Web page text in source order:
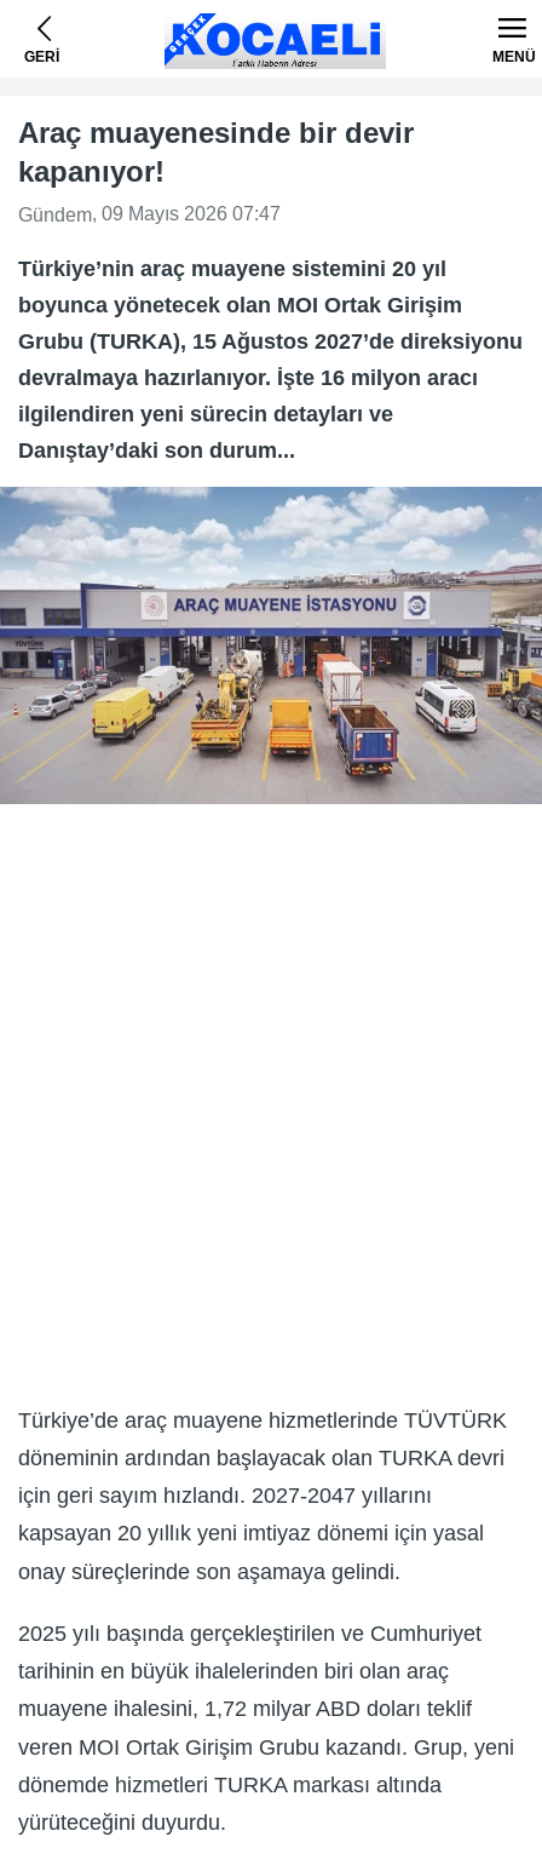
GERİ MENÜ
Araç muayenesinde bir devir
kapanıyor!
Gündem, 09 Mayıs 2026 07:47
Türkiye’nin araç muayene sistemini 20 yıl
boyunca yönetecek olan MOI Ortak Girişim
Grubu (TURKA), 15 Ağustos 2027’de direksiyonu
devralmaya hazırlanıyor. İşte 16 milyon aracı
ilgilendiren yeni sürecin detayları ve
Danıştay’daki son durum...
Türkiye’de araç muayene hizmetlerinde TÜVTÜRK
döneminin ardından başlayacak olan TURKA devri
için geri sayım hızlandı. 2027-2047 yıllarını
kapsayan 20 yıllık yeni imtiyaz dönemi için yasal
onay süreçlerinde son aşamaya gelindi.
2025 yılı başında gerçekleştirilen ve Cumhuriyet
tarihinin en büyük ihalelerinden biri olan araç
muayene ihalesini, 1,72 milyar ABD doları teklif
veren MOI Ortak Girişim Grubu kazandı. Grup, yeni
dönemde hizmetleri TURKA markası altında
yürüteceğini duyurdu.